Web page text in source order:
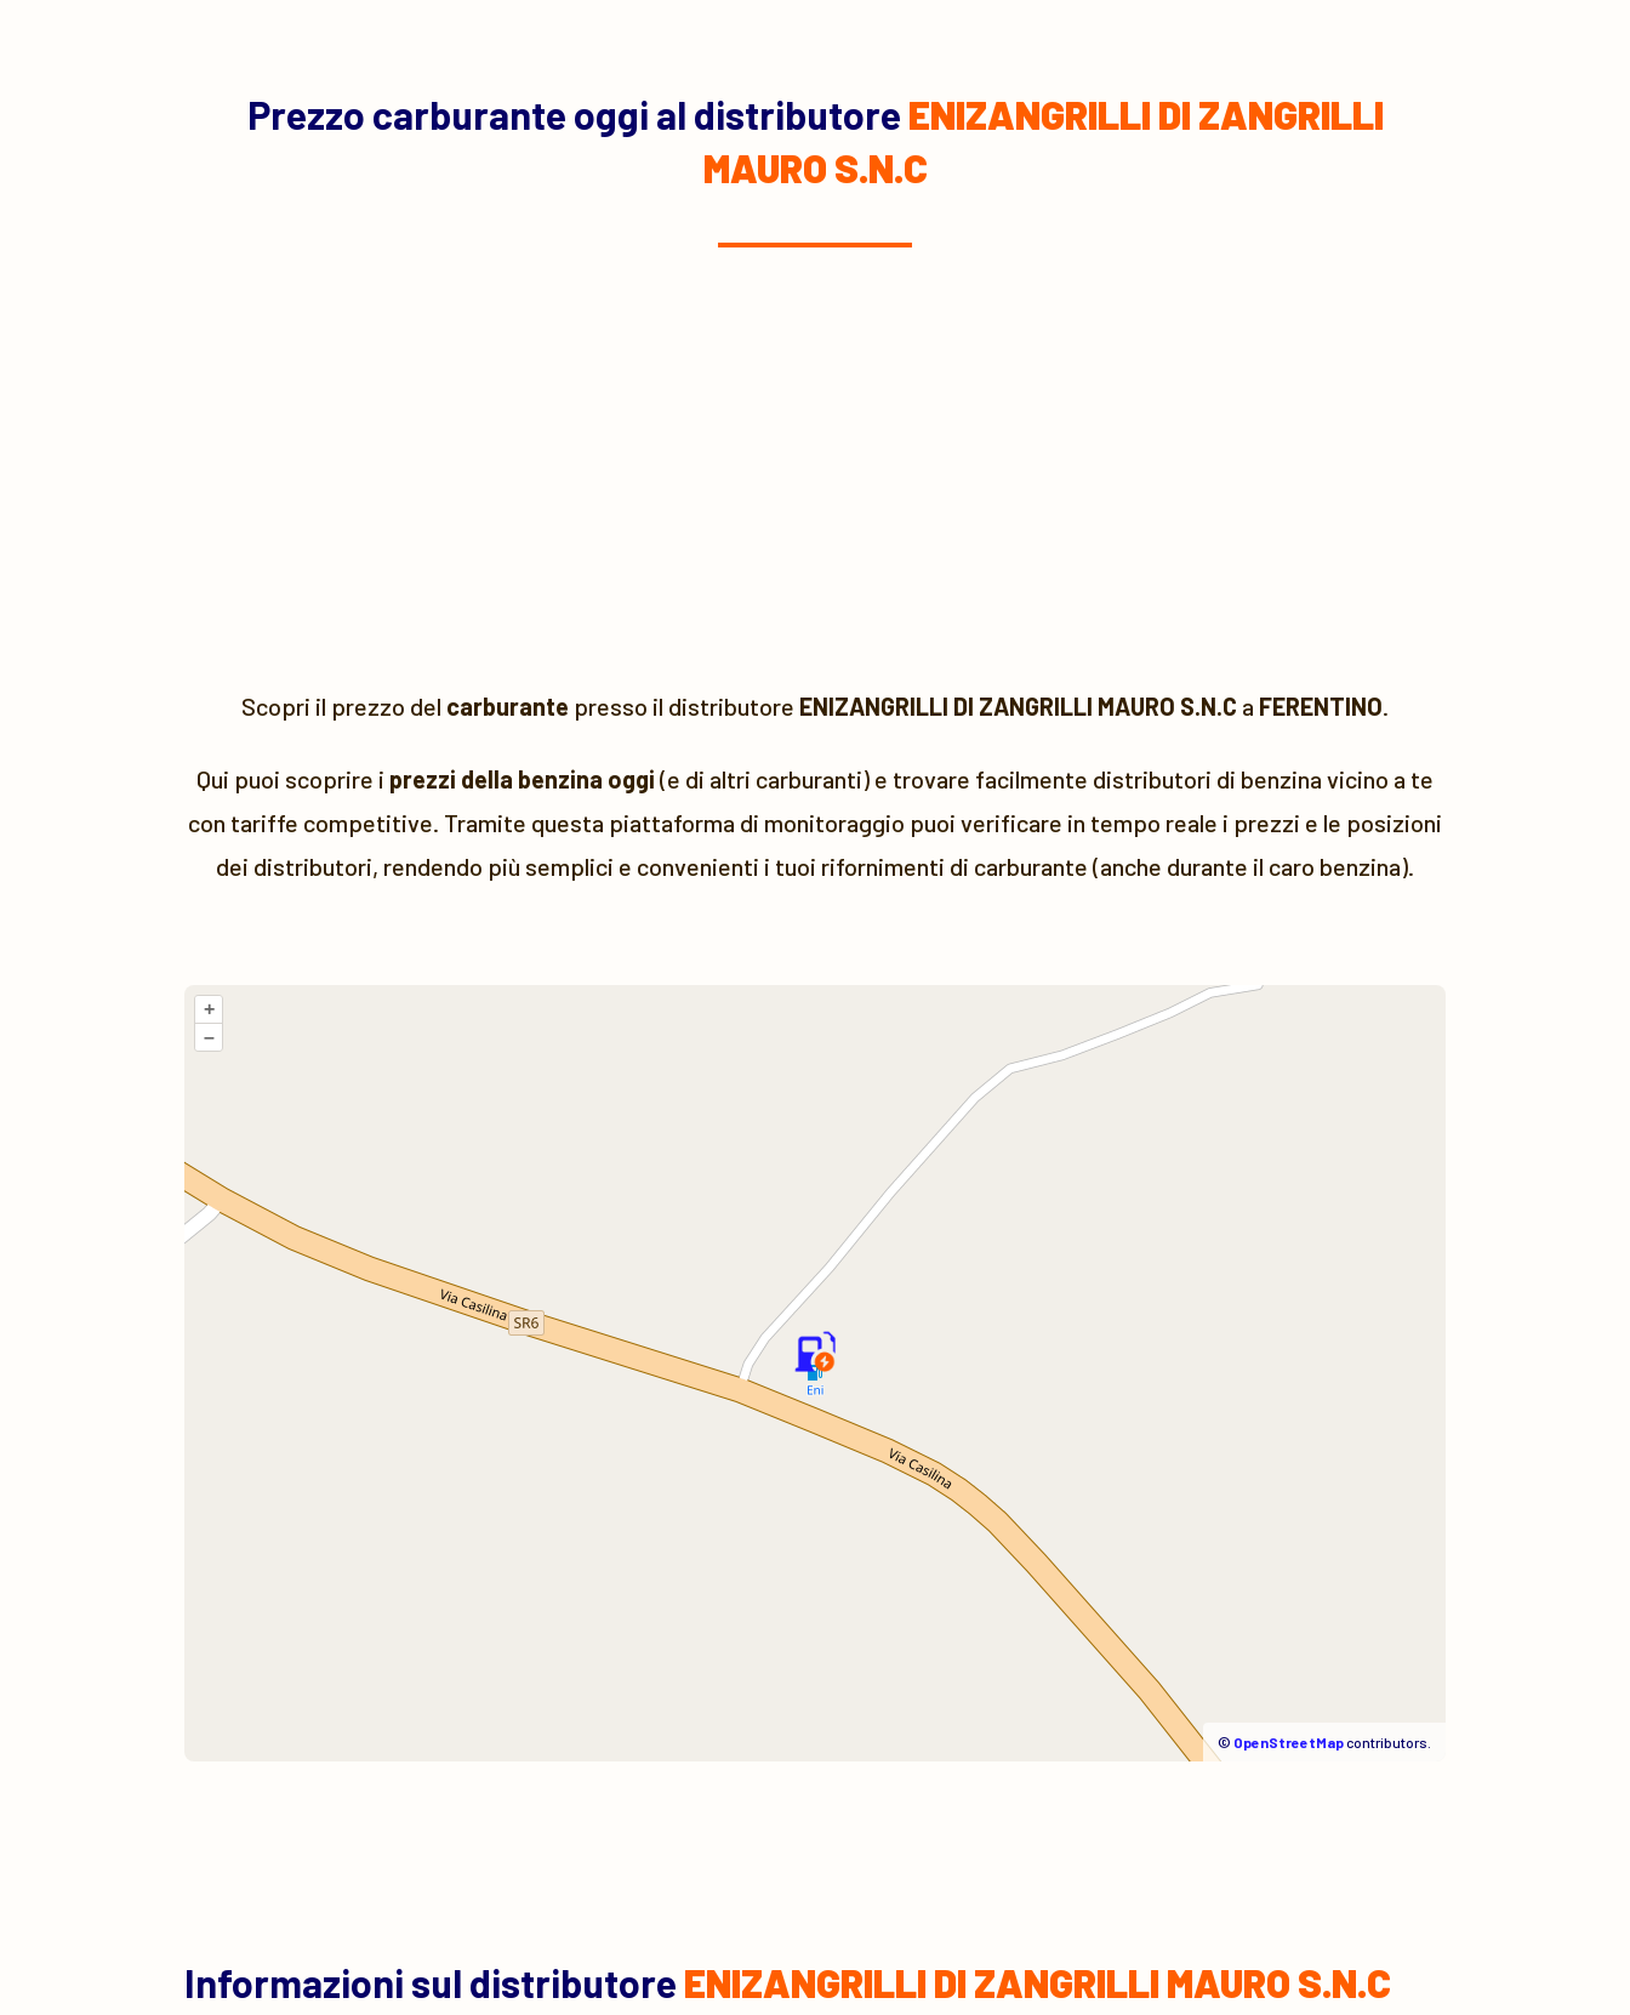
Prezzo carburante oggi al distributore ENIZANGRILLI DI ZANGRILLI
MAURO S.N.C
Scopri il prezzo del carburante presso il distributore ENIZANGRILLI DI ZANGRILLI MAURO S.N.C a FERENTINO.
Qui puoi scoprire i prezzi della benzina oggi (e di altri carburanti) e trovare facilmente distributori di benzina vicino a te
con tariffe competitive. Tramite questa piattaforma di monitoraggio puoi verificare in tempo reale i prezzi e le posizioni
dei distributori, rendendo più semplici e convenienti i tuoi rifornimenti di carburante (anche durante il caro benzina).
+
–
© OpenStreetMapcontributors.
Informazioni sul distributore ENIZANGRILLI DI ZANGRILLI MAURO S.N.C